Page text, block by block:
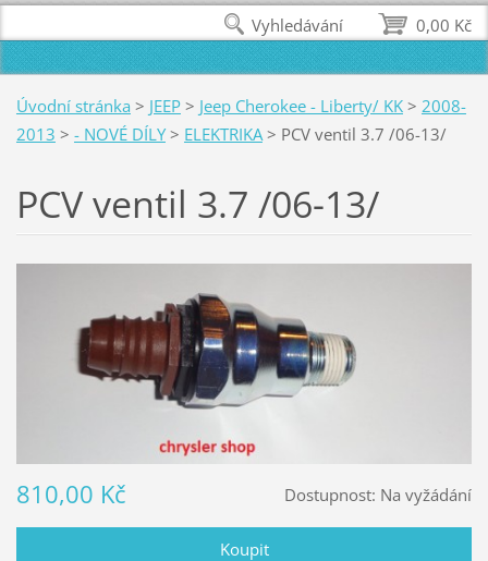
Úvodní stránka > JEEP > Jeep Cherokee - Liberty/ KK > 2008-
2013 > - NOVÉ DÍLY > ELEKTRIKA > PCV ventil 3.7 /06-13/
PCV ventil 3.7 /06-13/
Dostupnost: Na vyžádání
810,00 Kč
0,00 Kč
Vyhledávání